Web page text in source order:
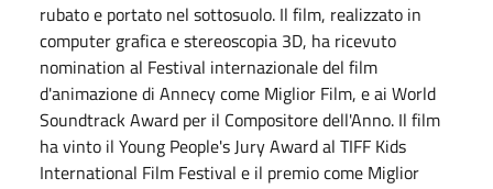
rubato e portato nel sottosuolo. Il film, realizzato in
computer grafica e stereoscopia 3D, ha ricevuto
nomination al Festival internazionale del film
d'animazione di Annecy come Miglior Film, e ai World
Soundtrack Award per il Compositore dell'Anno. Il film
ha vinto il Young People's Jury Award al TIFF Kids
International Film Festival e il premio come Miglior